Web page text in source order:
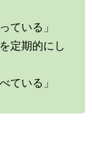
ている」
定期的にし
ている」